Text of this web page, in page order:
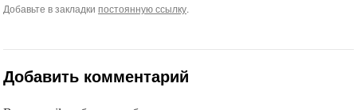
Добавьте в закладки постоянную ссылку.
Добавить комментарий